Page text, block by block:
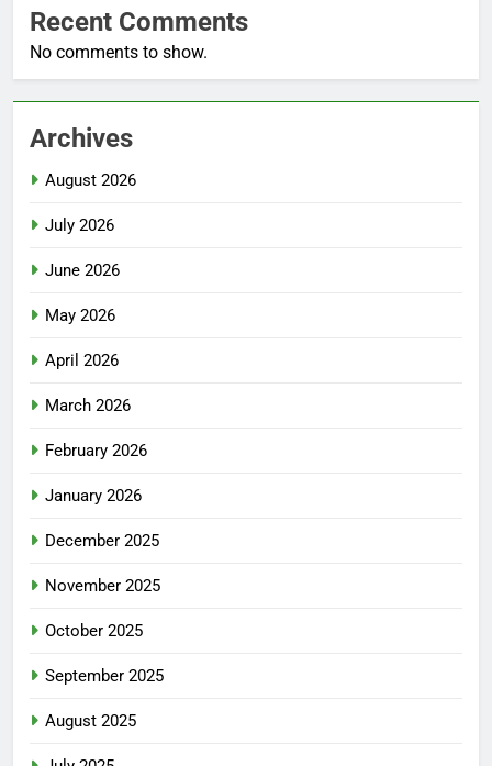
Recent Comments
No comments to show.
Archives
August 2026
July 2026
June 2026
May 2026
April 2026
March 2026
February 2026
January 2026
December 2025
November 2025
October 2025
September 2025
August 2025